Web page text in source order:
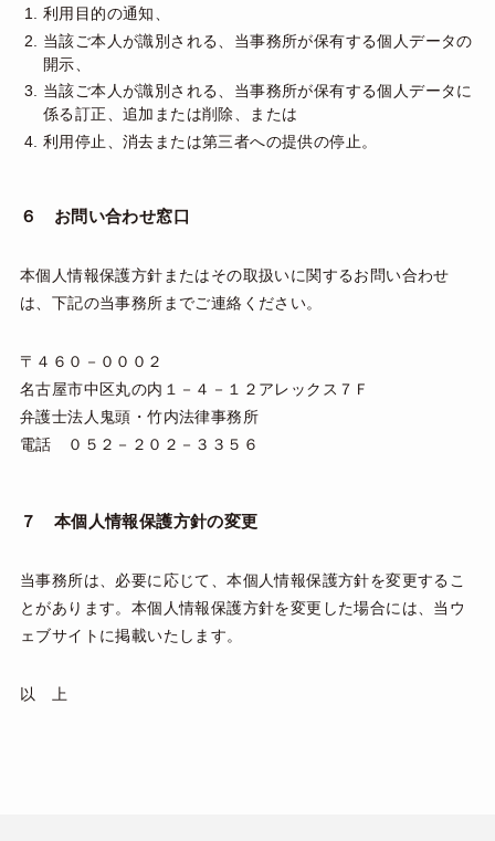
利用目的の通知、
当該ご本人が識別される、当事務所が保有する個人データの
開示、
当該ご本人が識別される、当事務所が保有する個人データに
係る訂正、追加または削除、または
利用停止、消去または第三者への提供の停止。
６ お問い合わせ窓口
本個人情報保護方針またはその取扱いに関するお問い合わせ
は、下記の当事務所までご連絡ください。
〒４６０－０００２
名古屋市中区丸の内１－４－１２アレックス７Ｆ
弁護士法人鬼頭・竹内法律事務所
電話 ０５２－２０２－３３５６
７ 本個人情報保護方針の変更
当事務所は、必要に応じて、本個人情報保護方針を変更するこ
とがあります。本個人情報保護方針を変更した場合には、当ウ
ェブサイトに掲載いたします。
以 上